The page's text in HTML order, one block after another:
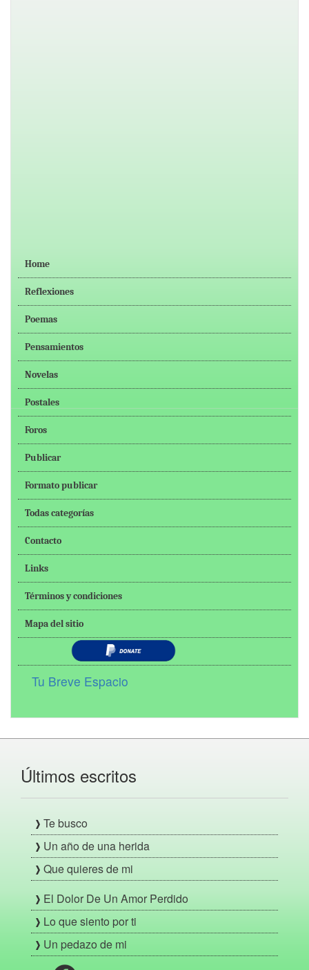
Home
Reflexiones
Poemas
Pensamientos
Novelas
Postales
Foros
Publicar
Formato publicar
Todas categorías
Contacto
Links
Términos y condiciones
Mapa del sitio
Tu Breve Espacio
Últimos escritos
Te busco
Un año de una herida
Que quieres de mi
El Dolor De Un Amor Perdido
Lo que siento por ti
Un pedazo de mi